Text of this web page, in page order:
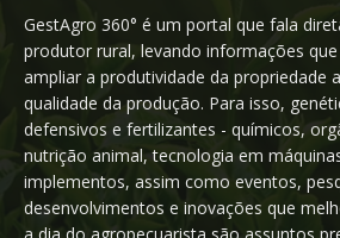
GestAgro 360° é um portal que fala
produtor rural, levando informações
ampliar a produtividade da propriedade
qualidade da produção. Para isso,
defensivos e fertilizantes - químicos,
nutrição animal, tecnologia em
implementos, assim como eventos,
desenvolvimentos e inovações que